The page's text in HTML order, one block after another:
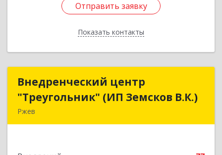
Отправить заявку
Показать контакты
Отправить заявку
Назад
Внедренческий центр
"Треугольник" (ИП Земсков В.К.)
Ржев
Внедренческий центр
"Треугольник" (ИП Земсков В.К.)